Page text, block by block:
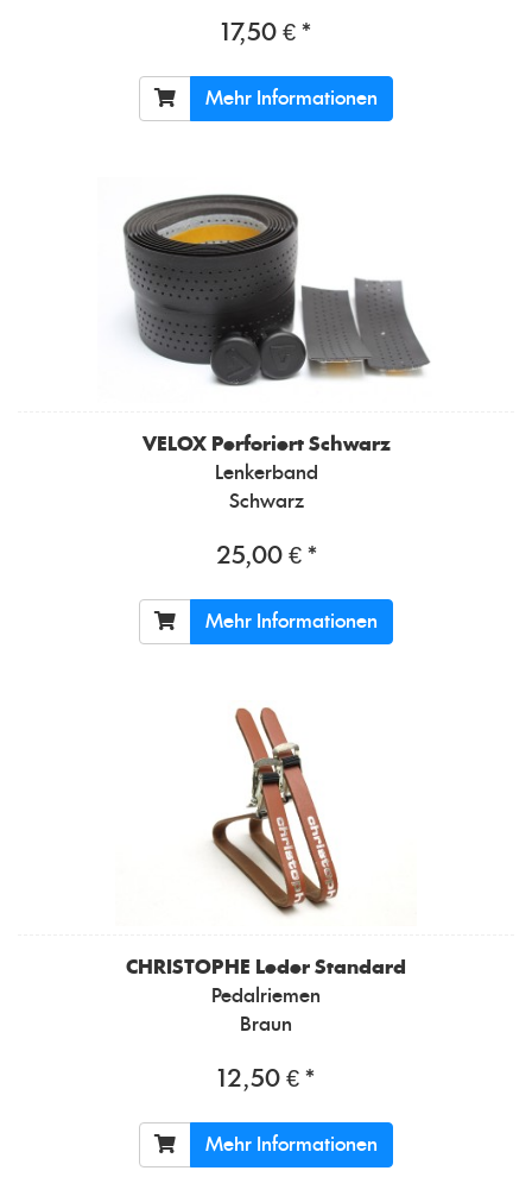
17,50 € *
Mehr Informationen
VELOX Perforiert Schwarz
Lenkerband
Schwarz
25,00 € *
Mehr Informationen
CHRISTOPHE Leder Standard
Pedalriemen
Braun
12,50 € *
Mehr Informationen